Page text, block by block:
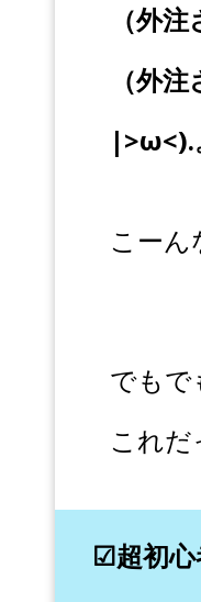
（外
（外
|>ω<).
こーん
でも
これだ
☑超初心